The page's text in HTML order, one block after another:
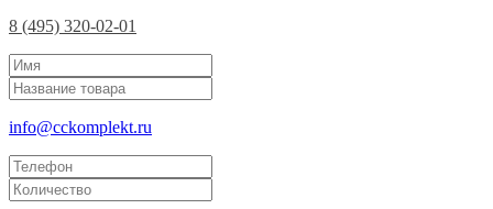
8 (495) 320-02-01
info@cckomplekt.ru